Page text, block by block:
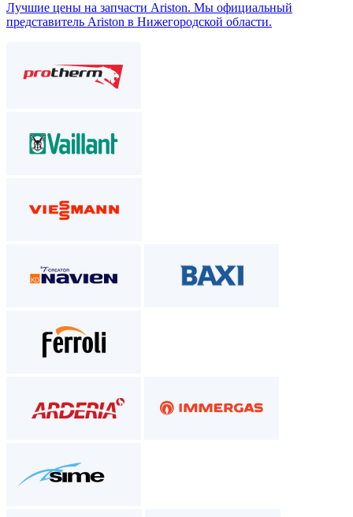
Лучшие цены на запчасти Аriston. Мы официальный
представитель Ariston в Нижегородской области.